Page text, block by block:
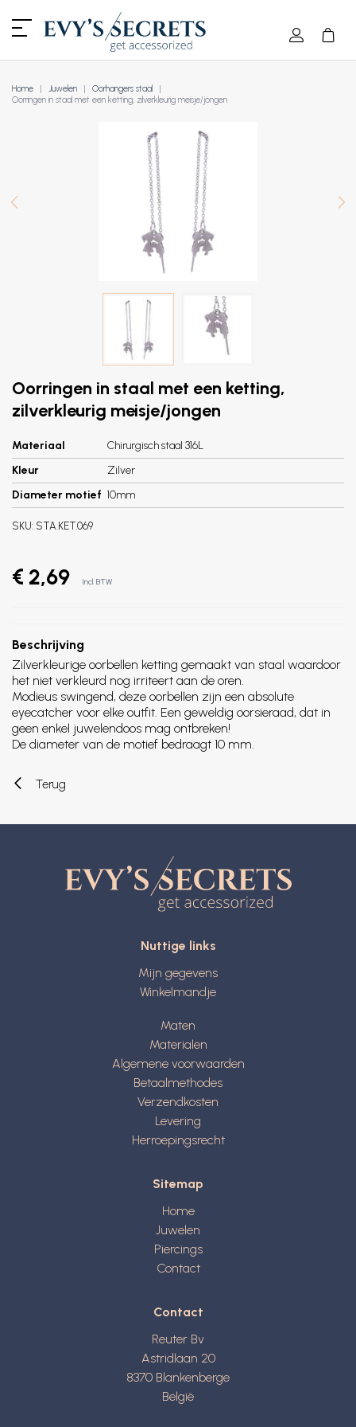
Home Juwelen
Oorhangers staal
Oorringen in staal met een ketting, zilverkleurig meisje/jongen
Oorringen in staal met een ketting,
zilverkleurig meisje/jongen
Materiaal
Chirurgisch staal 316L
Kleur
Zilver
Diameter motief 10mm
SKU: STA.KET.069
€ 2,69 Incl. BTW
Beschrijving
Zilverkleurige oorbellen ketting gemaakt van staal waardoor
het niet verkleurd nog irriteert aan de oren.
Modieus swingend, deze oorbellen zijn een absolute
eyecatcher voor elke outfit. Een geweldig oorsieraad, dat in
geen enkel juwelendoos mag ontbreken!
De diameter van de motief bedraagt 10 mm.
Terug
Nuttige links
Mijn gegevens
Winkelmandje
Maten
Materialen
Algemene voorwaarden
Betaalmethodes
Verzendkosten
Levering
Herroepingsrecht
Sitemap
Home
Juwelen
Piercings
Contact
Contact
Reuter Bv
Astridlaan 20
8370 Blankenberge
België